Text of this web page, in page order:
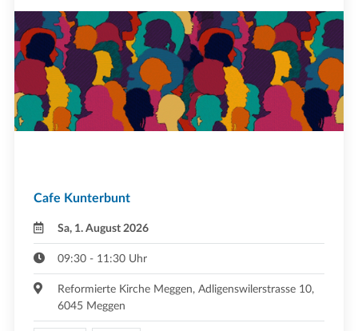
Cafe Kunterbunt
Sa, 1. August 2026
09:30 - 11:30 Uhr
Reformierte Kirche Meggen, Adligenswilerstrasse 10,
6045 Meggen